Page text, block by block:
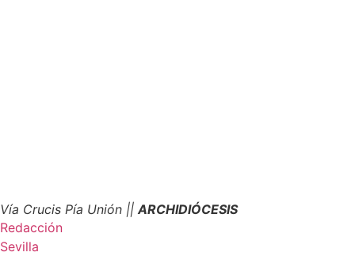
Vía Crucis Pía Unión || ARCHIDIÓCESIS
Redacción
Sevilla